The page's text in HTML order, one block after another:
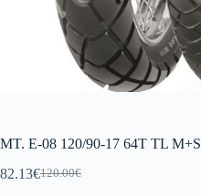
MT. E-08 120/90-17 64T TL M+S
120.00€
82.13€